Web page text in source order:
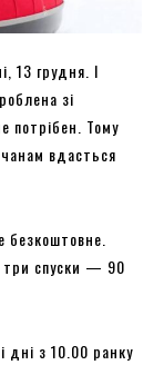
13 грудня. І
зі
потрібен. Тому
вдасться
безкоштовне.
три спуски — 90
дні з 10.00 ранку